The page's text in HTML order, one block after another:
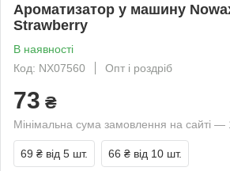
Ароматизатор у машину
Strawberry
В наявності
Код: NX07560
Опт і роздріб
73 ₴
Мінімальна сума замовлення на сайті —
69 ₴ від 5 шт. 66 ₴ від 10 шт.